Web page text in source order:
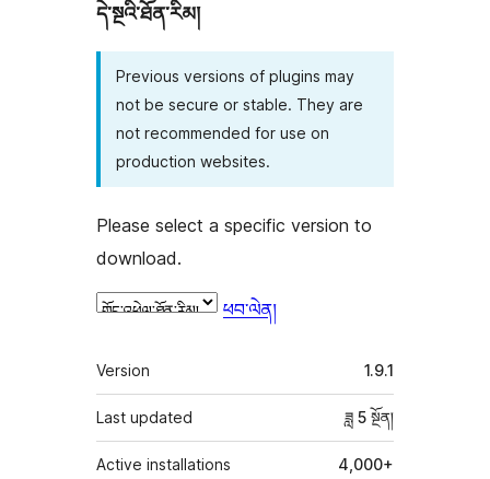
དེ་སྔའི་ཐོན་རིམ།
Previous versions of plugins may
not be secure or stable. They are
not recommended for use on
production websites.
Please select a specific version to
download.
ཕབ་ལེན།
ཟུར་
བརྗོད།
Version 1.9.1
Last updated ཟླ 5 སྔོན།
Active installations 4,000+